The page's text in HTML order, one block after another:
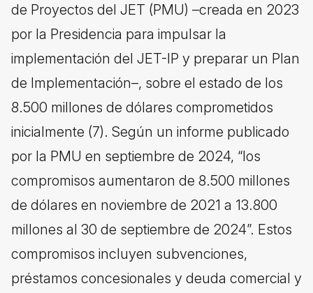
de Proyectos del JET (PMU) –creada en 2023
por la Presidencia para impulsar la
implementación del JET-IP y preparar un Plan
de Implementación–, sobre el estado de los
8.500 millones de dólares comprometidos
inicialmente (7). Según un informe publicado
por la PMU en septiembre de 2024, “los
compromisos aumentaron de 8.500 millones
de dólares en noviembre de 2021 a 13.800
millones al 30 de septiembre de 2024”. Estos
compromisos incluyen subvenciones,
préstamos concesionales y deuda comercial y